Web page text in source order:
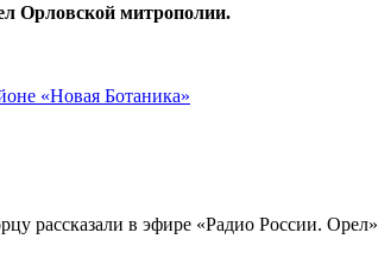
Орловской митрополии.
«Новая Ботаника»
рассказали в эфире «Радио России. Орел»